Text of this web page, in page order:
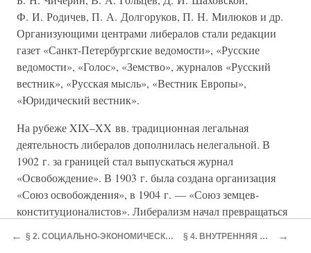
Ф. И. Родичев, П. А. Долгоруков, П. Н. Милюков и др.
Организующими центрами либералов стали редакции
газет «Санкт-Петербургские ведомости», «Русские
ведомости», «Голос», «Земство», журналов «Русский
вестник», «Русская мысль», «Вестник Европы»,
«Юридический вестник».
На рубеже XIX–XX вв. традиционная легальная
деятельность либералов дополнилась нелегальной. В
1902 г. за границей стал выпускаться журнал
«Освобождение». В 1903 г. была создана организация
«Союз освобождения», в 1904 г. — «Союз земцев-
конституционалистов». Либерализм начал превращаться
← § 2. СОЦИАЛЬНО-ЭКОНОМИЧЕСКИЕ ПРОЦЕССЫ § 4. ВНУТРЕННЯЯ ПОЛИТИКА →